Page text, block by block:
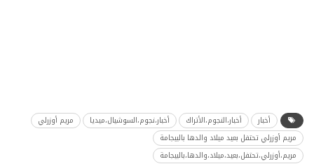
أخبار أخبار،النجوم،الأتراك أخبار،نجوم،السوشيال،ميديا
مريم أوزرلي
مريم أوزرلي تحتفل بعيد ميلاد والدها بالبيجامة
مريم،أوزرلي،تحتفل،بعيد،ميلاد،والدها،بالبيجامة